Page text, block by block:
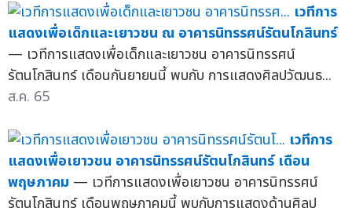
เวทีการ
แสดงเพื่อเด็กและเยาวชน ณ อาคารนิทรรศน์รัตนโกสินทร์
— เวทีการแสดงเพื่อเด็กและเยาวชน อาคารนิทรรศน์
รัตนโกสินทร์ เดือนกันยายนนี้ พบกับ การแสดงศิลปวัฒนธ...
ส.ค. 65
เวทีการ
แสดงเพื่อเยาวชน อาคารนิทรรศน์รัตนโกสินทร์ เดือน
พฤษภาคม — เวทีการแสดงเพื่อเยาวชน อาคารนิทรรศน์
รัตนโกสินทร์ เดือนพฤษภาคมนี้ พบกับการแสดงด้านศิลป